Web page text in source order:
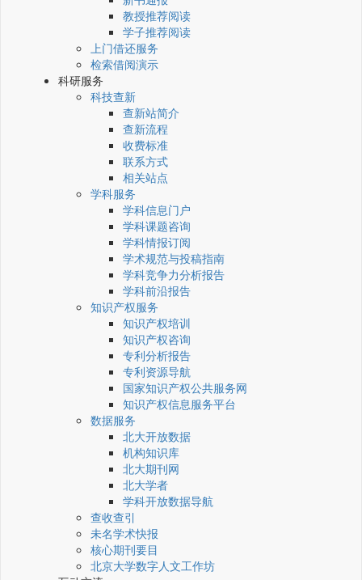
教授推荐阅读
学子推荐阅读
上门借还服务
检索借阅演示
科研服务
科技查新
查新站简介
查新流程
收费标准
联系方式
相关站点
学科服务
学科信息门户
学科课题咨询
学科情报订阅
学术规范与投稿指南
学科竞争力分析报告
学科前沿报告
知识产权服务
知识产权培训
知识产权咨询
专利分析报告
专利资源导航
国家知识产权公共服务网
知识产权信息服务平台
数据服务
北大开放数据
机构知识库
北大期刊网
北大学者
学科开放数据导航
查收查引
未名学术快报
核心期刊要目
北京大学数字人文工作坊